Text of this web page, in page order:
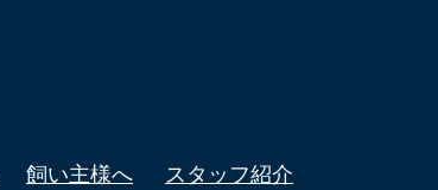
飼い主様へ
スタッフ紹介